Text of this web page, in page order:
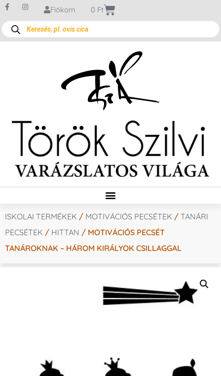
Fiókom 0 Ft
ISKOLAI TERMÉKEK / MOTIVÁCIÓS PECSÉTEK / TANÁRI
PECSÉTEK / HITTAN / MOTIVÁCIÓS PECSÉT
TANÁROKNAK – HÁROM KIRÁLYOK CSILLAGGAL